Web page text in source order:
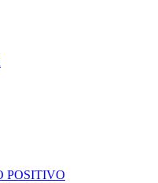
POSITIVO